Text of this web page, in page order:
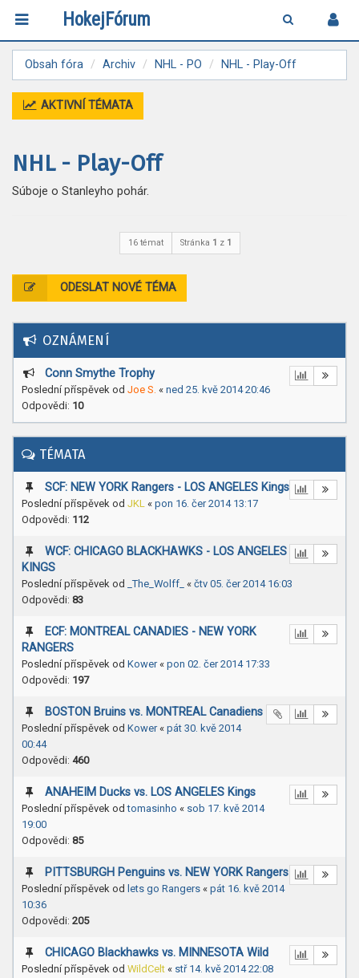
HokejFórum
Obsah fóra Archiv NHL - PO NHL - Play-Off
AKTIVNÍ TÉMATA
NHL - Play-Off
Súboje o Stanleyho pohár.
16 témat Stránka 1 z 1
ODESLAT NOVÉ TÉMA
OZNÁMENÍ
Conn Smythe Trophy
Poslední příspěvek od Joe S. « ned 25. kvě 2014 20:46
Odpovědi: 10
TÉMATA
SCF: NEW YORK Rangers - LOS ANGELES Kings
Poslední příspěvek od JKL « pon 16. čer 2014 13:17
Odpovědi: 112
WCF: CHICAGO BLACKHAWKS - LOS ANGELES
KINGS
Poslední příspěvek od _The_Wolff_ « čtv 05. čer 2014 16:03
Odpovědi: 83
ECF: MONTREAL CANADIES - NEW YORK
RANGERS
Poslední příspěvek od Kower« pon 02. čer 2014 17:33
Odpovědi: 197
BOSTON Bruins vs. MONTREAL Canadiens
Poslední příspěvek od Kower« pát 30. kvě 2014
00:44
Odpovědi: 460
ANAHEIM Ducks vs. LOS ANGELES Kings
Poslední příspěvek odtomasinho « sob 17. kvě 2014
19:00
Odpovědi: 85
PITTSBURGH Penguins vs. NEW YORK Rangers
Poslední příspěvek od lets go Rangers « pát 16. kvě 2014
10:36
Odpovědi: 205
CHICAGO Blackhawks vs. MINNESOTA Wild
Poslední příspěvek od WildCelt « stř 14. kvě 2014 22:08